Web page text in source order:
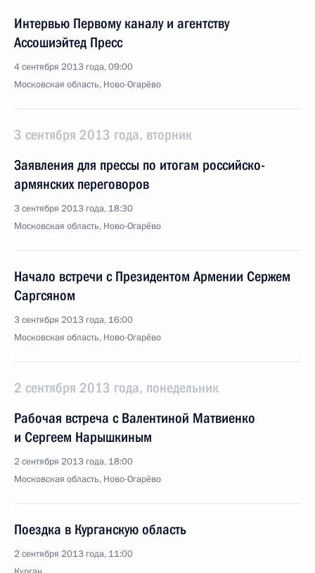
Интервью Первому каналу и агентству
Ассошиэйтед Пресс
4 сентября 2013 года, 09:00
Московская область, Ново-Огарёво
3 сентября 2013 года, вторник
Заявления для прессы по итогам российско-
армянских переговоров
3 сентября 2013 года, 18:30
Московская область, Ново-Огарёво
Начало встречи с Президентом Армении Сержем
Саргсяном
3 сентября 2013 года, 16:00
Московская область, Ново-Огарёво
2 сентября 2013 года, понедельник
Рабочая встреча с Валентиной Матвиенко
и Сергеем Нарышкиным
2 сентября 2013 года, 18:00
Московская область, Ново-Огарёво
Поездка в Курганскую область
2 сентября 2013 года, 11:00